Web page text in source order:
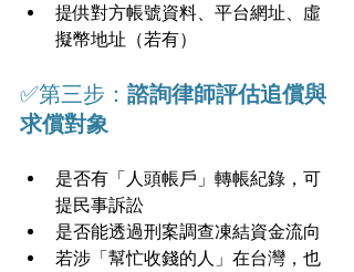
提供對方帳號資料、平台網址、虛
擬幣地址（若有）
✅第三步： 諮詢律師評估追償與
求償對象
是否有「人頭帳戶」轉帳紀錄，可
提民事訴訟
是否能透過刑案調查凍結資金流向
若涉「幫忙收錢的人」在台灣，也